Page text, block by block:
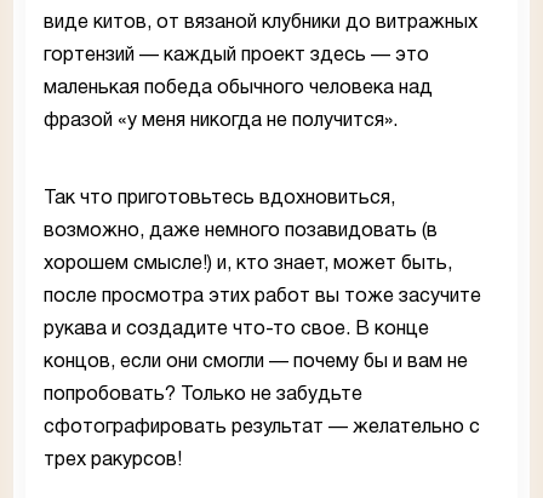
виде китов, от вязаной клубники до витражных
гортензий — каждый проект здесь — это
маленькая победа обычного человека над
фразой «у меня никогда не получится».
Так что приготовьтесь вдохновиться,
возможно, даже немного позавидовать (в
хорошем смысле!) и, кто знает, может быть,
после просмотра этих работ вы тоже засучите
рукава и создадите что-то свое. В конце
концов, если они смогли — почему бы и вам не
попробовать? Только не забудьте
сфотографировать результат — желательно с
трех ракурсов!